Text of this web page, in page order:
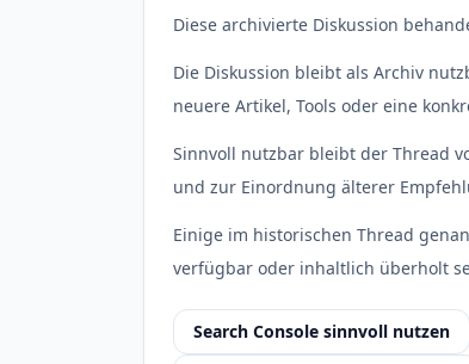
Diese archivierte Diskussion
Die Diskussion bleibt als Archiv
neuere Artikel, Tools oder eine
Sinnvoll nutzbar bleibt der Thread
und zur Einordnung älterer
Einige im historischen Thread
verfügbar oder inhaltlich überholt
Search Console sinnvoll nutzen